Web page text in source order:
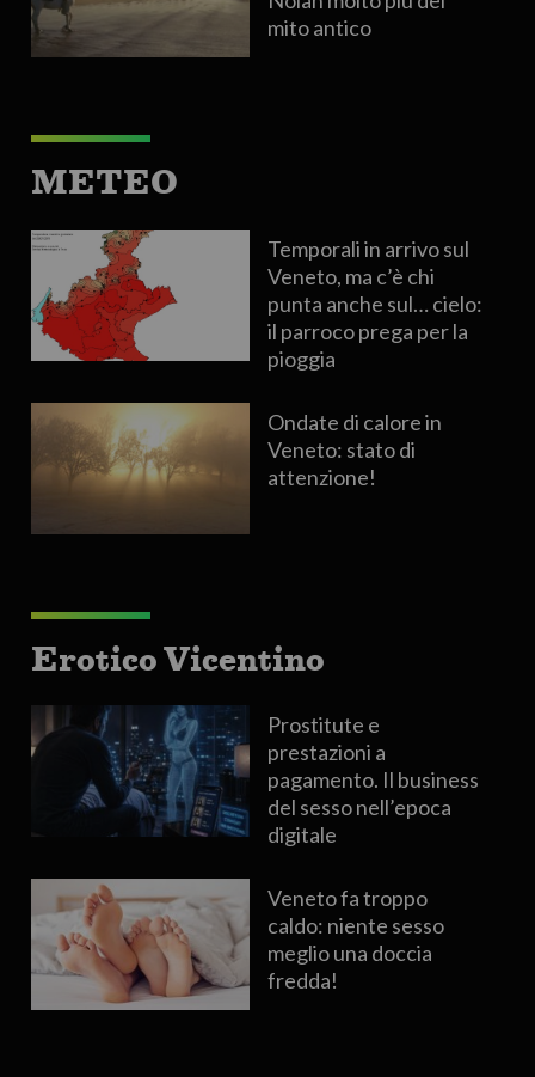
mito antico
METEO
Temporali in arrivo sul
Veneto, ma c’è chi
punta anche sul… cielo:
il parroco prega per la
pioggia
Ondate di calore in
Veneto: stato di
attenzione!
Erotico Vicentino
Prostitute e
prestazioni a
pagamento. Il business
del sesso nell’epoca
digitale
Veneto fa troppo
caldo: niente sesso
meglio una doccia
fredda!